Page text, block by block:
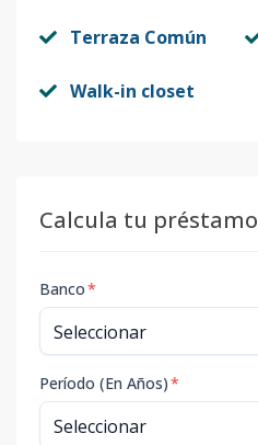
Terraza Común
Walk-in closet
Calcula tu préstamo
Banco*
Período (En Años)*